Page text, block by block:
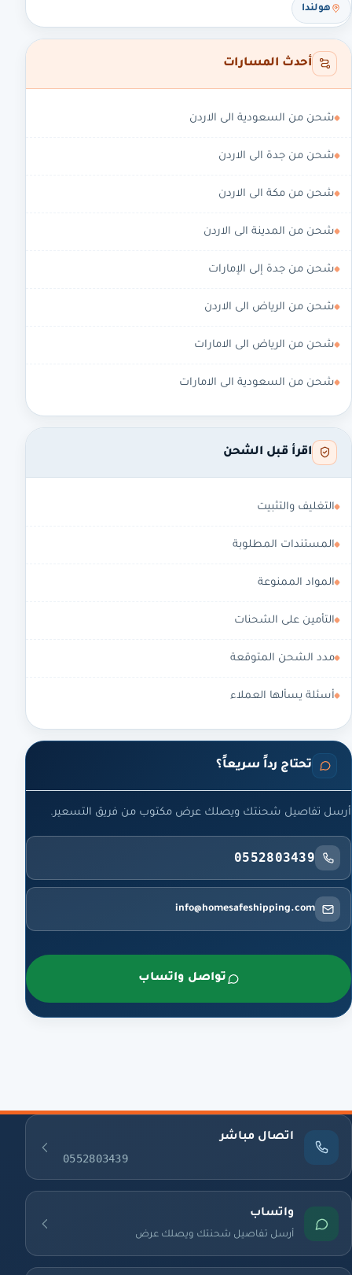
هولندا
أحدث المسارات
شحن من السعودية الى الاردن
شحن من جدة الى الاردن
شحن من مكة الى الاردن
شحن من المدينة الى الاردن
شحن من جدة إلى الإمارات
شحن من الرياض الى الاردن
شحن من الرياض الى الامارات
شحن من السعودية الى الامارات
اقرأ قبل الشحن
التغليف والتثبيت
المستندات المطلوبة
المواد الممنوعة
التأمين على الشحنات
مدد الشحن المتوقعة
أسئلة يسألها العملاء
تحتاج رداً سريعاً؟
أرسل تفاصيل شحنتك ويصلك عرض مكتوب من فريق التسعير.
0552803439
info@homesafeshipping.com
تواصل واتساب
اتصال مباشر
0552803439
واتساب
أرسل تفاصيل شحنتك ويصلك عرض